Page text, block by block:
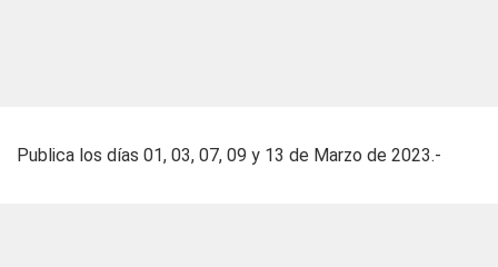
Publica los días 01, 03, 07, 09 y 13 de Marzo de 2023.-